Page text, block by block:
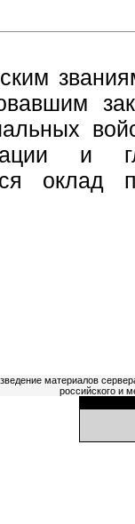
и
оклад
материалов
российского и